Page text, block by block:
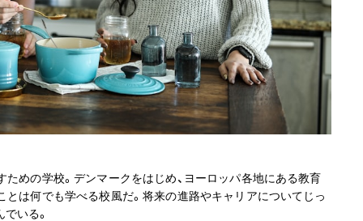
ための学校。デンマークをはじめ、ヨーロッパ各地にある教育
とは何でも学べる校風だ。将来の進路やキャリアについてじっ
いる。